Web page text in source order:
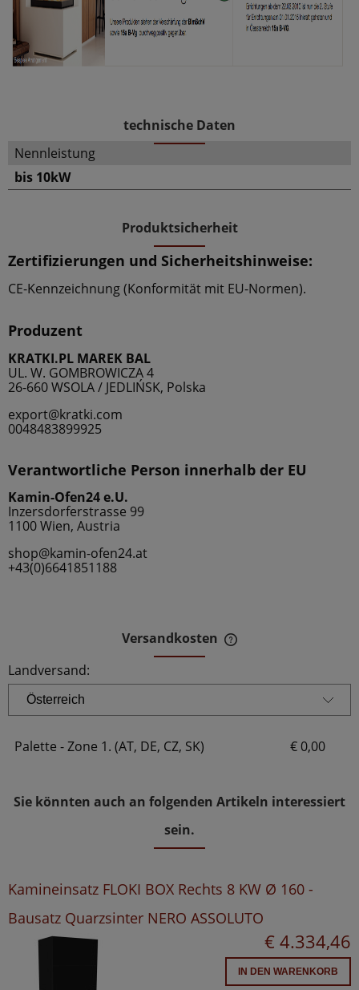
technische Daten
Nennleistung
bis 10kW
Produktsicherheit
Zertifizierungen und Sicherheitshinweise:
CE-Kennzeichnung (Konformität mit EU-Normen).
Produzent
KRATKI.PL MAREK BAL
UL. W. GOMBROWICZA 4
26-660 WSOLA / JEDLIŃSK, Polska
export@kratki.com
0048483899925
Verantwortliche Person innerhalb der EU
Kamin-Ofen24 e.U.
Inzersdorferstrasse 99
1100 Wien, Austria
shop@kamin-ofen24.at
+43(0)6641851188
Versandkosten
Landversand:
Palette - Zone 1. (AT, DE, CZ, SK) € 0,00
Sie könnten auch an folgenden Artikeln interessiert
sein.
Kamineinsatz FLOKI BOX Rechts 8 KW Ø 160 -
Bausatz Quarzsinter NERO ASSOLUTO
€ 4.334,46
IN DEN WARENKORB